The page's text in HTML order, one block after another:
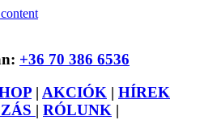
+36 70 386 6536
| AKCIÓK | HÍREK
| RÓLUNK |